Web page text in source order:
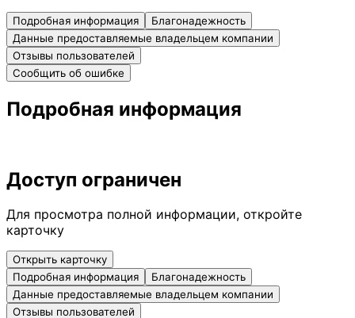
Подробная информация
Благонадежность
Данные предоставляемые владельцем компании
Отзывы пользователей
Сообщить об ошибке
Подробная информация
Доступ ограничен
Для просмотра полной информации, откройте
карточку
Открыть карточку
Подробная информация
Благонадежность
Данные предоставляемые владельцем компании
Отзывы пользователей